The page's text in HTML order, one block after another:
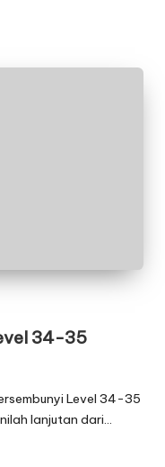
34-35
Level 34-35
lanjutan dari…